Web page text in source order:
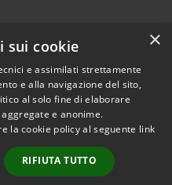
Copyright © 2026 • Comune di
Sant'Eufemia a Maiella •
Powered byMunicipium
Accesso redazione
×
sui cookie
e assimilati strettamente
e alla navigazione del sito,
al solo fine di elaborare
e anonime.
la cookie policy al seguente link
RIFIUTA TUTTO